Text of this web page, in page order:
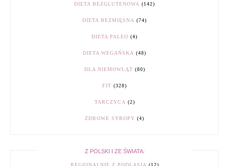
DIETA BEZGLUTENOWA (142)
DIETA BEZMIĘSNA (74)
DIETA PALEO (4)
DIETA WEGAŃSKA (48)
DLA NIEMOWLĄT (80)
FIT (328)
TARCZYCA (2)
ZDROWE SYROPY (4)
Z POLSKI I ZE ŚWIATA:
REGIONALNIE Z PODLASIA (12)